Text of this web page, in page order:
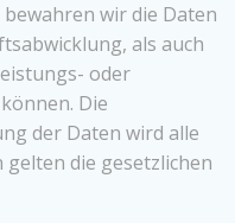
wir die Daten
als auch
oder
Die
der Daten wird alle
die gesetzlichen